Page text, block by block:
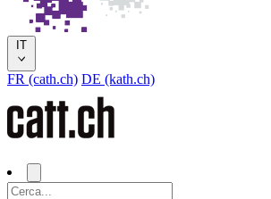
IT
FR (cath.ch) DE (kath.ch)